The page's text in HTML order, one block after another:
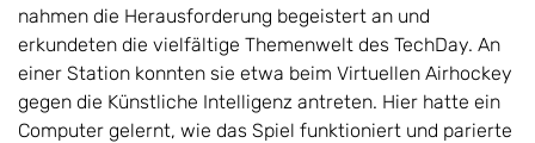
nahmen die Herausforderung begeistert an und
erkundeten die vielfältige Themenwelt des TechDay. An
einer Station konnten sie etwa beim Virtuellen Airhockey
gegen die Künstliche Intelligenz antreten. Hier hatte ein
Computer gelernt, wie das Spiel funktioniert und parierte